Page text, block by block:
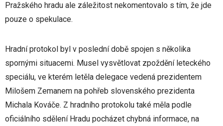
Pražského hradu ale záležitost nekomentovalo s tím, že jde
pouze o spekulace.
Hradní protokol byl v poslední době spojen s několika
spornými situacemi. Musel vysvětlovat zpoždění leteckého
speciálu, ve kterém letěla delegace vedená prezidentem
Milošem Zemanem na pohřeb slovenského prezidenta
Michala Kováče. Z hradního protokolu také měla podle
oficiálního sdělení Hradu pocházet chybná informace, na